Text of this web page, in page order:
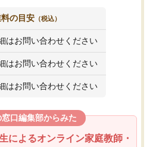
の目安 （税込）
はお問い合わせください
はお問い合わせください
はお問い合わせください
口編集部からみた
によるオンライン家庭教師・